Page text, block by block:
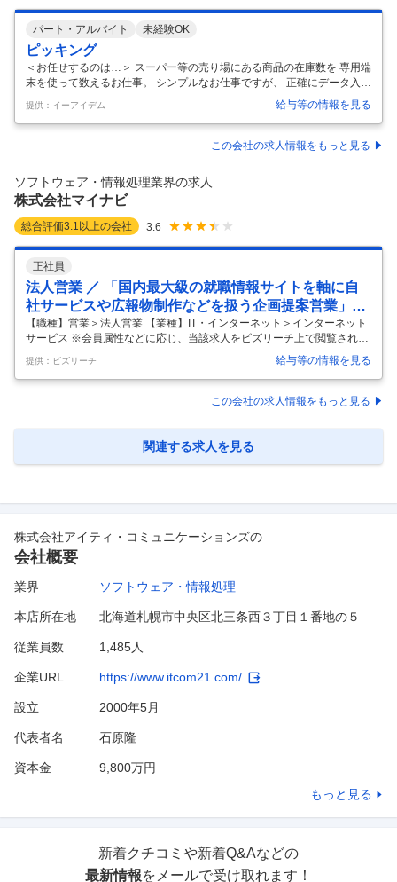
パート・アルバイト 未経験OK
ピッキング
＜お任せするのは…＞ スーパー等の売り場にある商品の在庫数を 専用端
末を使って数えるお仕事。 シンプルなお仕事ですが、 正確にデータ入力
していく作業のため、 集中力が必要となります。 ＜実際に作業をする店
舗は…＞ ドラッグストア、本屋、100円ショップ、 スポーツ用品店、雑
貨店など。 どこも馴染みのあるお店です！ ★1現場複数名で作業を行う
ので、 わからない事があっても大丈夫◎ ★作業しながら新商品を発見で
集合・社用車で出発 ↓ ▼入店・朝礼 ↓ ▼専用のハンディを持って作業開
始！ 2～3時間毎に10～30分の 小休憩を挟
提供：イーアイデム 給与等の情報を見る
この会社の求人情報をもっと見る
ソフトウェア・情報処理業界の求人
株式会社マイナビ
総合評価3.1 以上の会社 3.6
正社員
法人営業 ／ 「国内最大級の就職情報サイトを軸に自
社サービスや広報物制作などを扱う企画提案営業」H
R業界最大級の就職情報サイトを運営する広告企画営
業職
【職種】営業＞法人営業 【業種】IT・インターネット＞インターネット
サービス ※会員属性などに応じ、当該求人をビズリーチ上で閲覧された
際に内容が異なる場合があります 【会社概要】 就職、転職、アルバイ
ト、人材紹介等の人材ビジネスのほか、進学、ウエディング、農業とい
ったメディア領域など 多様な事業領域でユーザーの日常・人生をサポー
トする総合情報サービス企業です。 ＜当社が大切にしていること＞ ◆一
化してきました。この不確実な時代の中で、企業が成長していくために
は、長期的な未来を見据えて事業を組み立てていくことが重要になって
提供：ビズリーチ 給与等の情報を見る
この会社の求人情報をもっと見る
関連する求人を見る
株式会社アイティ・コミュニケーションズの
会社概要
業界 ソフトウェア・情報処理
本店所在地 北海道札幌市中央区北三条西３丁目１番地の５
従業員数 1,485人
企業URL https://www.itcom21.com/
設立 2000年5月
代表者名 石原隆
資本金
9,800万円
もっと見る
新着クチコミや新着Q&Aなどの
最新情報をメールで受け取れます！